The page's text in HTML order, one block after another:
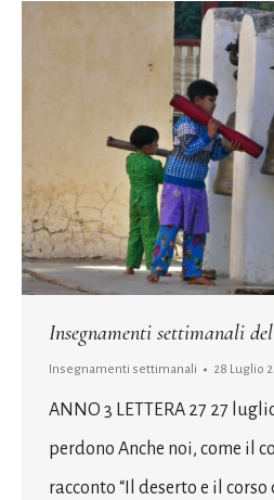
Insegnamenti settimanali
Insegnamenti settimanali 28 Luglio
ANNO 3 LETTERA 27 27
perdono Anche noi, come il
racconto “Il deserto e il corso